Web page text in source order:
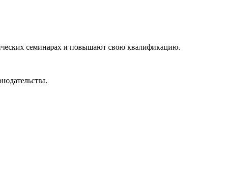
семинарах и повышают свою квалификацию.